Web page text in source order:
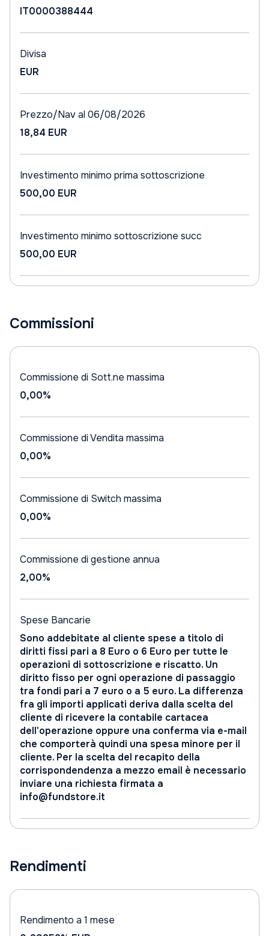
IT0000388444
Divisa
EUR
Prezzo/Nav al 06/08/2026
18,84 EUR
Investimento minimo prima sottoscrizione
500,00 EUR
Investimento minimo sottoscrizione succ
500,00 EUR
Commissioni
Commissione di Sott.ne massima
0,00%
Commissione di Vendita massima
0,00%
Commissione di Switch massima
0,00%
Commissione di gestione annua
2,00%
Spese Bancarie
Sono addebitate al cliente spese a titolo di
diritti fissi pari a 8 Euro o 6 Euro per tutte le
operazioni di sottoscrizione e riscatto. Un
diritto fisso per ogni operazione di passaggio
tra fondi pari a 7 euro o a 5 euro. La differenza
fra gli importi applicati deriva dalla scelta del
cliente di ricevere la contabile cartacea
dell'operazione oppure una conferma via e-mail
che comporterà quindi una spesa minore per il
cliente. Per la scelta del recapito della
corrispondendenza a mezzo email è necessario
inviare una richiesta firmata a
info@fundstore.it
Rendimenti
Rendimento a 1 mese